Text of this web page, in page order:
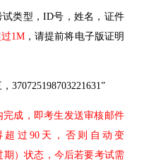
试类型，ID号，姓名，证件
1M，请提前将电子版证明
370725198703221631”
成，即考生发送审核邮件
过90天，否则自动变
期）状态，今后若要考试需